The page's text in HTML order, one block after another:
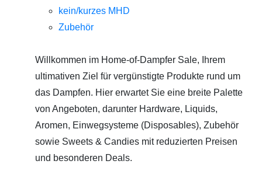
kein/kurzes MHD
Zubehör
Willkommen im Home-of-Dampfer Sale, Ihrem
ultimativen Ziel für vergünstigte Produkte rund um
das Dampfen. Hier erwartet Sie eine breite Palette
von Angeboten, darunter Hardware, Liquids,
Aromen, Einwegsysteme (Disposables), Zubehör
sowie Sweets & Candies mit reduzierten Preisen
und besonderen Deals.